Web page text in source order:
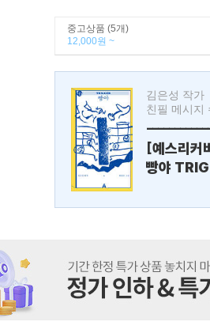
중고상품 (5개)
12,000원 ~
김은성 작가
친필 메시지
[예스리커
빵야